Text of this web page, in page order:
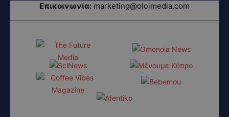
Επικοινωνία: marketing@oloimedia.com